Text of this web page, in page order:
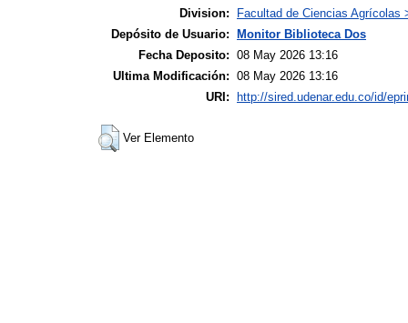
Division:
Facultad de Ciencias Agrícolas
Depósito de Usuario: Monitor Biblioteca Dos
Fecha Deposito: 08 May 2026 13:16
Ultima Modificación: 08 May 2026 13:16
URI: http://sired.udenar.edu.co/id/
Ver Elemento